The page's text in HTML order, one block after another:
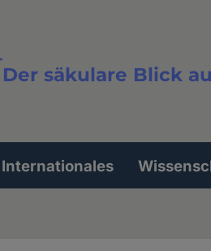
Der säkulare Blick
Volltextsuche
Internationales